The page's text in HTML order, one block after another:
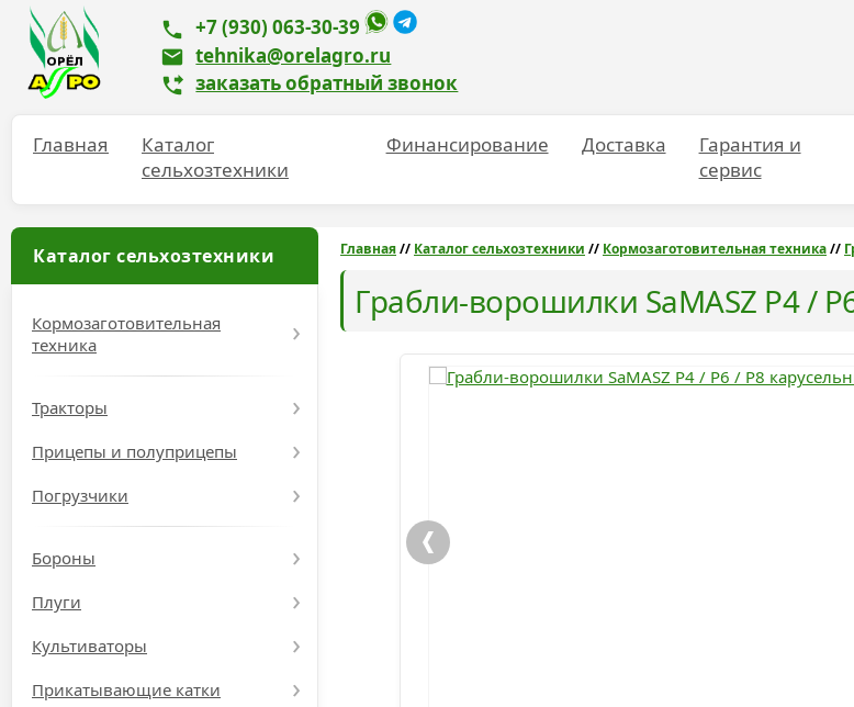
+7 (930) 063-30-39
tehnika@orelagro.ru
заказать обратный звонок
Главная
Каталог
сельхозтехники
Финансирование Доставка
Гарантия и
сервис
Главная// Каталог сельхозтехники // Кормозаготовительная техника//
Грабли-ворошилки SaMASZ P4 /
Каталог сельхозтехники
Кормозаготовительная
техника
Тракторы
Прицепы и полуприцепы
Погрузчики
Бороны
Плуги
Культиваторы
Прикатывающие катки